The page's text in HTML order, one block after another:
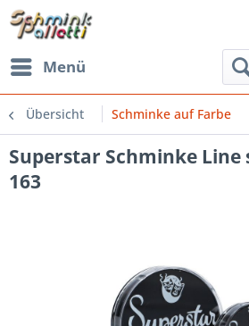
Menü
Übersicht Schminke auf Farbe
Superstar Schminke Line
163